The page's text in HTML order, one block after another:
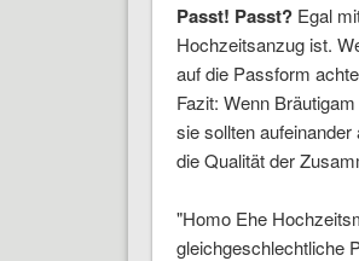
Passt! Passt?Egal
Hochzeitsanzug ist.
auf die Passform
Fazit: Wenn
sie sollten
die Qualität der
"Homo Ehe
gleichgeschlechtliche